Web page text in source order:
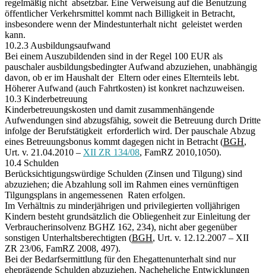
regelmäßig nicht absetzbar. Eine Verweisung auf die Benutzung
öffentlicher Verkehrsmittel kommt nach Billigkeit in Betracht,
insbesondere wenn der Mindestunterhalt nicht geleistet werden
kann.
10.2.3 Ausbildungsaufwand
Bei einem Auszubildenden sind in der Regel 100 EUR als
pauschaler ausbildungsbedingter Aufwand abzuziehen, unabhängig
davon, ob er im Haushalt der Eltern oder eines Elternteils lebt.
Höherer Aufwand (auch Fahrtkosten) ist konkret nachzuweisen.
10.3 Kinderbetreuung
Kinderbetreuungskosten und damit zusammenhängende
Aufwendungen sind abzugsfähig, soweit die Betreuung durch Dritte
infolge der Berufstätigkeit erforderlich wird. Der pauschale Abzug
eines Betreuungsbonus kommt dagegen nicht in Betracht (BGH,
Urt. v. 21.04.2010 – XII ZR 134/08, FamRZ 2010,1050).
10.4 Schulden
Berücksichtigungswürdige Schulden (Zinsen und Tilgung) sind
abzuziehen; die Abzahlung soll im Rahmen eines vernünftigen
Tilgungsplans in angemessenen Raten erfolgen.
Im Verhältnis zu minderjährigen und privilegierten volljährigen
Kindern besteht grundsätzlich die Obliegenheit zur Einleitung der
Verbraucherinsolvenz BGHZ 162, 234), nicht aber gegenüber
sonstigen Unterhaltsberechtigten (BGH, Urt. v. 12.12.2007 – XII
ZR 23/06, FamRZ 2008, 497).
Bei der Bedarfsermittlung für den Ehegattenunterhalt sind nur
eheprägende Schulden abzuziehen. Nacheheliche Entwicklungen